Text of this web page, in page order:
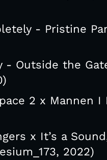
- Pristine
- Outside the
2 x Mannen I
x It’s a
2022)